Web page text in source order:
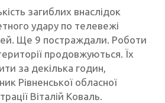
загиблих внаслідок
удару по телевежі
Ще 9 постраждали. Роботи
продовжуються. Їх
за декілька годин,
Рівненської обласної
Віталій Коваль.